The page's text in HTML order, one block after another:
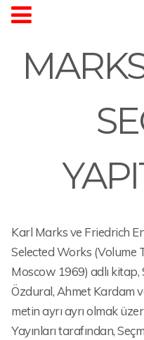
Karl Marks ve Friedrich
Selected Works (Volume
Moscow 1969) adlı kitap,
Özdural, Ahmet Kardam
metin ayrı ayrı olmak
Yayınları tarafından,